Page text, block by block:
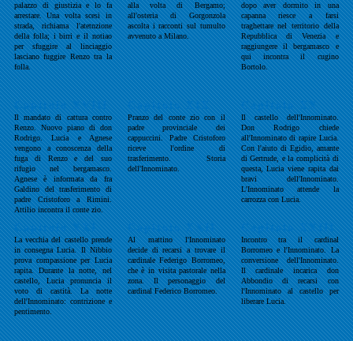
palazzo di giustizia e lo fa
arrestare. Una volta scesi in
strada, richiama l'atetnzione
della folla; i birri e il notiao
per sfuggire al linciaggio
lasciano fuggire Renzo tra la
folla.
alla volta di Bergamo;
all'osteria di Gorgonzola
ascolta i racconti sul tumulto
avvenuto a Milano.
dopo aver dormito in una
capanna riesce a farsi
traghettare nel territorio della
Repubblica di Venezia e
raggiungere il bergamasco e
qui incontra il cugino
Bortolo.
Capitolo XVIII
Il mandato di cattura contro
Renzo. Nuovo piano di don
Rodrigo. Lucia e Agnese
vengono a conoscenza della
fuga di Renzo e del suo
rifugio nel bergamasco.
Agnese è informata da fra
Galdino del trasferimento di
padre Cristoforo a Rimini.
Attilio incontra il conte zio.
Capitolo XIX
Pranzo del conte zio con il
padre provinciale dei
cappuccini. Padre Cristoforo
riceve l'ordine di
trasferimento. Storia
dell'Innominato.
Capitolo XX
Il castello dell'Innominato.
Don Rodrigo chiede
all'Innominato di rapire Lucia.
Con l'aiuto di Egidio, amante
di Gertrude, e la complicità di
questa, Lucia viene rapita dai
bravi dell'Innominato.
L'Innominato attende la
carrozza con Lucia.
Capitolo XXI
La vecchia del castello prende
in consegna Lucia. Il Nibbio
prova compassione per Lucia
rapita. Durante la notte, nel
castello, Lucia pronuncia il
voto di castità. La notte
dell'Innominato: contrizione e
pentimento.
Capitolo XXII
Al mattino l'Innominato
decide di recarsi a trovare il
cardinale Federigo Borromeo,
che è in visita pastorale nella
zona. Il personaggio del
cardinal Federico Borromeo.
Capitolo XXIII
Incontro tra il cardinal
Borromeo e l'Innominato. La
conversione dell'Innominato.
Il cardinale incarica don
Abbondio di recarsi con
l'Innominato al castello per
liberare Lucia.